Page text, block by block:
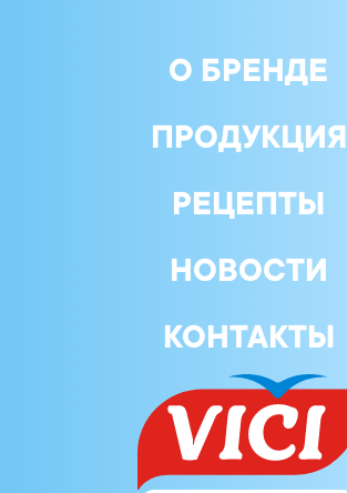
О БРЕНДЕ
ПРОДУКЦИЯ
РЕЦЕПТЫ
НОВОСТИ
КОНТАКТЫ